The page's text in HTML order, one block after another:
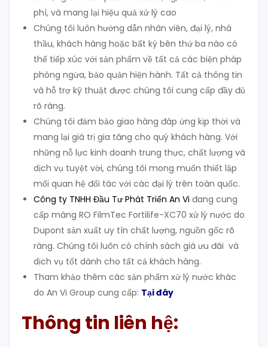
phí, và mang lại hiệu quả xử lý cao
Chúng tôi luôn hướng dẫn nhân viên, đại lý, nhà
thầu, khách hàng hoặc bất kỳ bên thứ ba nào có
thể tiếp xúc với sản phẩm về tất cả các biện pháp
phòng ngừa, bảo quản hiện hành. Tất cả thông tin
và hỗ trợ kỹ thuật được chúng tôi cung cấp đầy đủ
rõ ràng.
Chúng tôi đảm bảo giao hàng đáp ứng kịp thời và
mang lại giá trị gia tăng cho quý khách hàng. Với
những nỗ lực kinh doanh trung thực, chất lượng và
dịch vụ tuyệt vời, chúng tôi mong muốn thiết lập
mối quan hệ đối tác với các đại lý trên toàn quốc.
Công ty TNHH Đầu Tư Phát Triển An Vi đang cung
cấp màng RO FilmTec Fortilife-XC70 xử lý nước do
Dupont sản xuất uy tín chất lượng, nguồn gốc rõ
ràng. Chúng tôi luôn có chính sách giá ưu đãi và
dịch vụ tốt dành cho tất cả khách hàng.
Tham khảo thêm các sản phẩm xử lý nước khác
do An Vi Group cung cấp: Tại đây
Thông tin liên hệ: